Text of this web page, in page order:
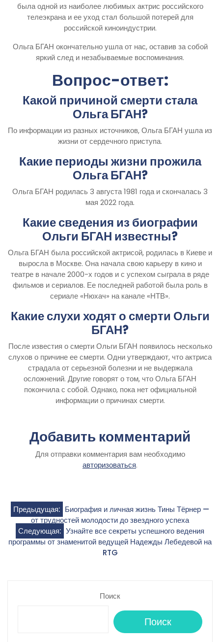
была одной из наиболее любимых актрис российского
телеэкрана и ее уход стал большой потерей для
российской киноиндустрии.
Ольга БГАН окончательно ушла от нас, оставив за собой
яркий след и незабываемые воспоминания.
Вопрос-ответ:
Какой причиной смерти стала
Ольга БГАН?
По информации из разных источников, Ольга БГАН ушла из
жизни от сердечного приступа.
Какие периоды жизни прожила
Ольга БГАН?
Ольга БГАН родилась 3 августа 1981 года и скончалась 3
мая 2022 года.
Какие сведения из биографии
Ольги БГАН известны?
Ольга БГАН была российской актрисой, родилась в Киеве и
выросла в Москве. Она начала свою карьеру в кино и
театре в начале 2000-х годов и с успехом сыграла в ряде
фильмов и сериалов. Ее последней работой была роль в
сериале «Нюхач» на канале «НТВ».
Какие слухи ходят о смерти Ольги
БГАН?
После известия о смерти Ольги БГАН появилось несколько
слухов о причине ее смерти. Одни утверждают, что актриса
страдала от серьезной болезни и не выдержала
осложнений. Другие говорят о том, что Ольга БГАН
покончила с собой. Однако, пока нет официальной
информации о причинах смерти.
Добавить комментарий
Для отправки комментария вам необходимо
авторизоваться.
Навигация
по
записям
Предыдущая: Биография и личная жизнь Тины Тёрнер —
от трудностей молодости до звездного успеха
Следующая: Узнайте все секреты успешного ведения
программы от знаменитой ведущей Надежды Лебедевой на
RTG
Поиск
Поиск